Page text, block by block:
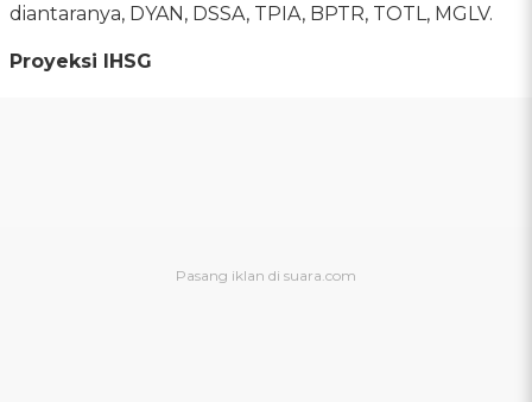
diantaranya, DYAN, DSSA, TPIA, BPTR, TOTL, MGLV.
Proyeksi IHSG